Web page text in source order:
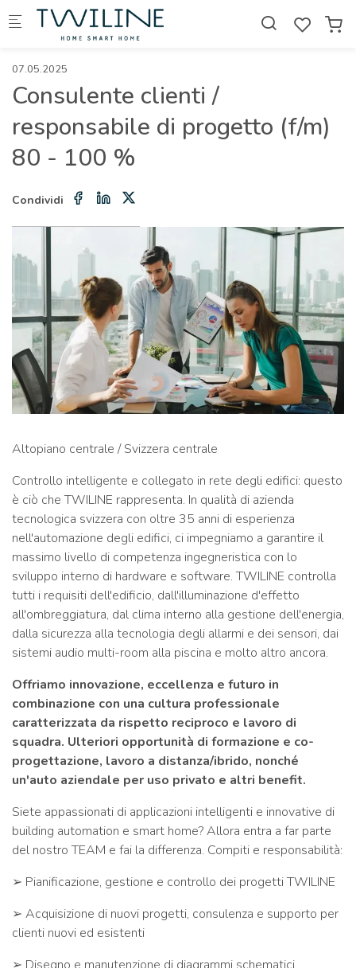
Skip to main content
07.05.2025
Consulente clienti /
responsabile di progetto (f/m)
80 - 100 %
Condividi
Altopiano centrale / Svizzera centrale
Controllo intelligente e collegato in rete degli edifici: questo
è ciò che TWILINE rappresenta. In qualità di azienda
tecnologica svizzera con oltre 35 anni di esperienza
nell'automazione degli edifici, ci impegniamo a garantire il
massimo livello di competenza ingegneristica con lo
sviluppo interno di hardware e software. TWILINE controlla
tutti i requisiti dell'edificio, dall'illuminazione d'effetto
all'ombreggiatura, dal clima interno alla gestione dell'energia,
dalla sicurezza alla tecnologia degli allarmi e dei sensori, dai
sistemi audio multi-room alla piscina e molto altro ancora.
Offriamo innovazione, eccellenza e futuro in
combinazione con una cultura professionale
caratterizzata da rispetto reciproco e lavoro di
squadra. Ulteriori opportunità di formazione e co-
progettazione, lavoro a distanza/ibrido, nonché
un'auto aziendale per uso privato e altri benefit.
Siete appassionati di applicazioni intelligenti e innovative di
building automation e smart home? Allora entra a far parte
del nostro TEAM e fai la differenza. Compiti e responsabilità:
➢ Pianificazione, gestione e controllo dei progetti TWILINE
➢ Acquisizione di nuovi progetti, consulenza e supporto per
clienti nuovi ed esistenti